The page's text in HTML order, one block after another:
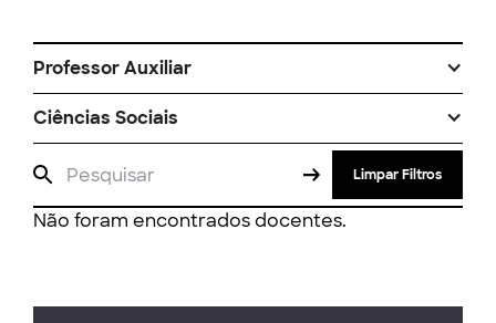
Professor Auxiliar
Ciências Sociais
Limpar Filtros
Não foram encontrados docentes.